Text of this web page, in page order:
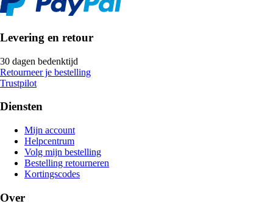
Levering en retour
30 dagen bedenktijd
Retourneer je bestelling
Trustpilot
Diensten
Mijn account
Helpcentrum
Volg mijn bestelling
Bestelling retourneren
Kortingscodes
Over